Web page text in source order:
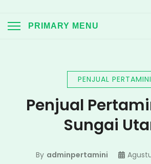
PRIMARY MENU
PENJUAL PERTAMINI
Penjual
Sungai
By adminpertamini